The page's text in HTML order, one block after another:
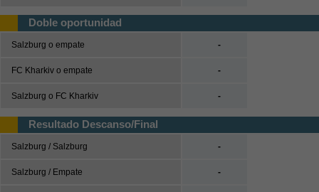
Doble oportunidad
Salzburg o empate
FC Kharkiv o empate
Salzburg o FC Kharkiv
-
-
-
Resultado Descanso/Final
Salzburg / Salzburg
Salzburg / Empate
-
-
UEFA Nations League
UEFA Nations League D
Baloncesto
España
ACB